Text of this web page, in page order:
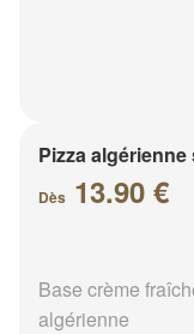
Pizza
Dès 13.90 €
Base crème
algérienne